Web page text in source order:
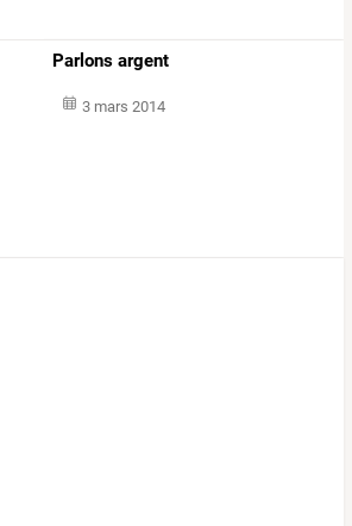
Parlons argent
3 mars 2014